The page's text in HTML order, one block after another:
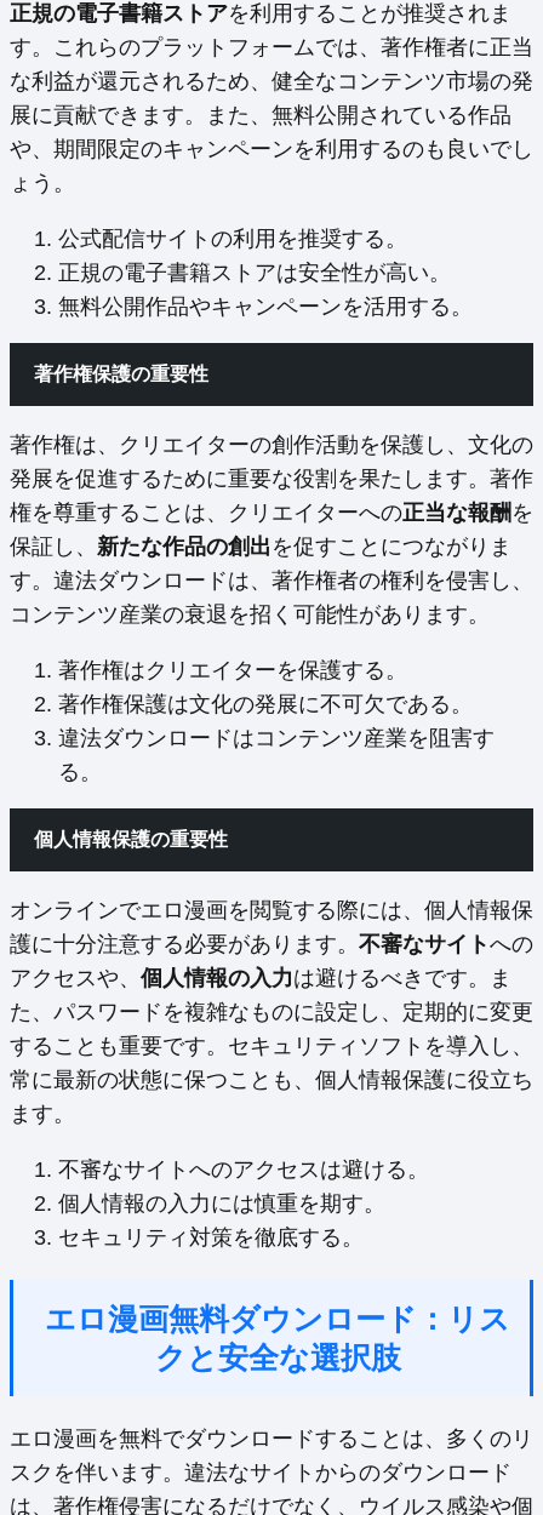
正規の電子書籍ストアを利用することが推奨されま
す。これらのプラットフォームでは、著作権者に正当
な利益が還元されるため、健全なコンテンツ市場の発
展に貢献できます。また、無料公開されている作品
や、期間限定のキャンペーンを利用するのも良いでし
ょう。
公式配信サイトの利用を推奨する。
正規の電子書籍ストアは安全性が高い。
無料公開作品やキャンペーンを活用する。
著作権保護の重要性
著作権は、クリエイターの創作活動を保護し、文化の
発展を促進するために重要な役割を果たします。著作
権を尊重することは、クリエイターへの正当な報酬 を
保証し、 新たな作品の創出 を促すことにつながりま
す。違法ダウンロードは、著作権者の権利を侵害し、
コンテンツ産業の衰退を招く可能性があります。
著作権はクリエイターを保護する。
著作権保護は文化の発展に不可欠である。
違法ダウンロードはコンテンツ産業を阻害す
る。
個人情報保護の重要性
オンラインでエロ漫画を閲覧する際には、個人情報保
護に十分注意する必要があります。 不審なサイトへの
アクセスや、 個人情報の入力は避けるべきです。ま
た、パスワードを複雑なものに設定し、定期的に変更
することも重要です。セキュリティソフトを導入し、
常に最新の状態に保つことも、個人情報保護に役立ち
ます。
不審なサイトへのアクセスは避ける。
個人情報の入力には慎重を期す。
セキュリティ対策を徹底する。
エロ漫画無料ダウンロード：リス
クと安全な選択肢
エロ漫画を無料でダウンロードすることは、多くのリ
スクを伴います。違法なサイトからのダウンロード
は、著作権侵害になるだけでなく、ウイルス感染や個